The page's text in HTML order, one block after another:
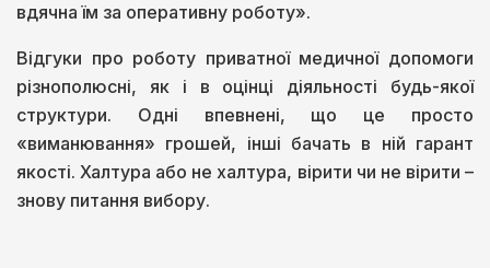
вдячна їм за оперативну роботу».
Відгуки про роботу приватної медичної допомоги
різнополюсні, як і в оцінці діяльності будь-якої
структури. Одні впевнені, що це просто
«виманювання» грошей, інші бачать в ній гарант
якості. Халтура або не халтура, вірити чи не вірити –
знову питання вибору.